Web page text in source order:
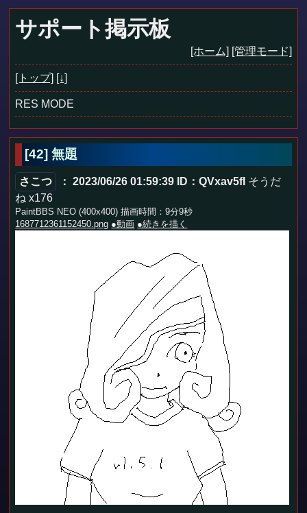
サポート掲示板
[ホーム] [管理モード]
[トップ] [↓]
RES MODE
[42] 無題
さこつ ： 2023/06/26 01:59:39 ID：QVxav5fI そうだ
ね x176
PaintBBS NEO (400x400) 描画時間：9分9秒
1687712361152450.png ●動画 ●続きを描く